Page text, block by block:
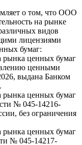
о том, что ООО
на рынке
видов
лицензиями
бумаг:
рынка ценных бумаг
ценными
выдана Банком
рынка ценных бумаг
№ 045-14216-
без ограничения
рынка ценных бумаг
№ 045-14217-